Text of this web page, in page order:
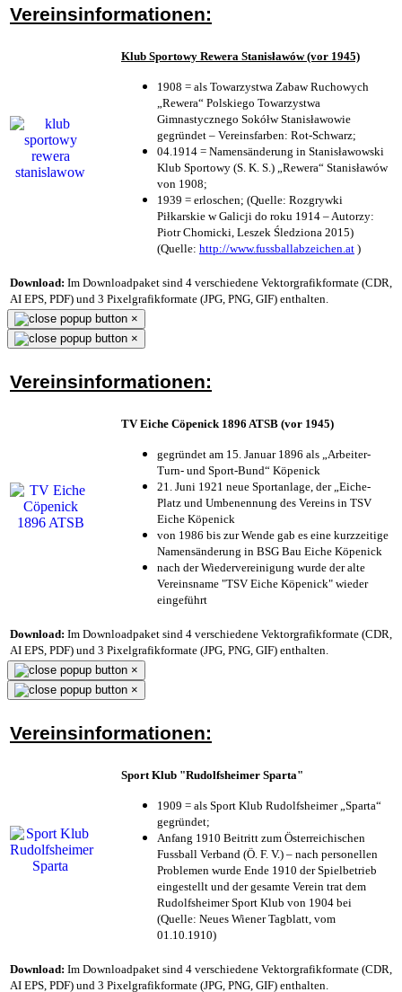
Vereinsinformationen:
Klub Sportowy Rewera Stanisławów (vor 1945)
1908 = als Towarzystwa Zabaw Ruchowych
„Rewera“ Polskiego Towarzystwa
Gimnastycznego Sokółw Stanisławowie
gegründet – Vereinsfarben: Rot-Schwarz;
04.1914 = Namensänderung in Stanisławowski
Klub Sportowy (S. K. S.) „Rewera“ Stanisławów
von 1908;
1939 = erloschen; (Quelle: Rozgrywki
Piłkarskie w Galicji do roku 1914 – Autorzy:
Piotr Chomicki, Leszek Śledziona 2015)
(Quelle: http://www.fussballabzeichen.at )
Download: Im Downloadpaket sind 4 verschiedene Vektorgrafikformate (CDR,
AI EPS, PDF) und 3 Pixelgrafikformate (JPG, PNG, GIF) enthalten.
×
×
Vereinsinformationen:
TV Eiche Cöpenick 1896 ATSB (vor 1945)
gegründet am 15. Januar 1896 als „Arbeiter-
Turn- und Sport-Bund“ Köpenick
21. Juni 1921 neue Sportanlage, der „Eiche-
Platz und Umbenennung des Vereins in TSV
Eiche Köpenick
von 1986 bis zur Wende gab es eine kurzzeitige
Namensänderung in BSG Bau Eiche Köpenick
nach der Wiedervereinigung wurde der alte
Vereinsname "TSV Eiche Köpenick" wieder
eingeführt
Download: Im Downloadpaket sind 4 verschiedene Vektorgrafikformate (CDR,
AI EPS, PDF) und 3 Pixelgrafikformate (JPG, PNG, GIF) enthalten.
×
×
Vereinsinformationen:
Sport Klub "Rudolfsheimer Sparta"
1909 = als Sport Klub Rudolfsheimer „Sparta“
gegründet;
Anfang 1910 Beitritt zum Österreichischen
Fussball Verband (Ö. F. V.) – nach personellen
Problemen wurde Ende 1910 der Spielbetrieb
eingestellt und der gesamte Verein trat dem
Rudolfsheimer Sport Klub von 1904 bei
(Quelle: Neues Wiener Tagblatt, vom
01.10.1910)
Download: Im Downloadpaket sind 4 verschiedene Vektorgrafikformate (CDR,
AI EPS, PDF) und 3 Pixelgrafikformate (JPG, PNG, GIF) enthalten.